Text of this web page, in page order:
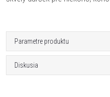
Parametre produktu
Diskusia